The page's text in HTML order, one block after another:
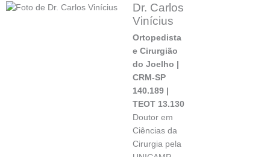
Dr. Carlos
Vinícius
Ortopedista
e Cirurgião
do Joelho |
CRM-SP
140.189 |
TEOT 13.130
Doutor em
Ciências da
Cirurgia pela